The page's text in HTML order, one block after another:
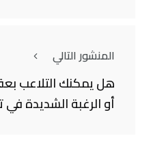
المنشور التالي
هل يمكنك التلاعب
أو الرغبة الشديدة في